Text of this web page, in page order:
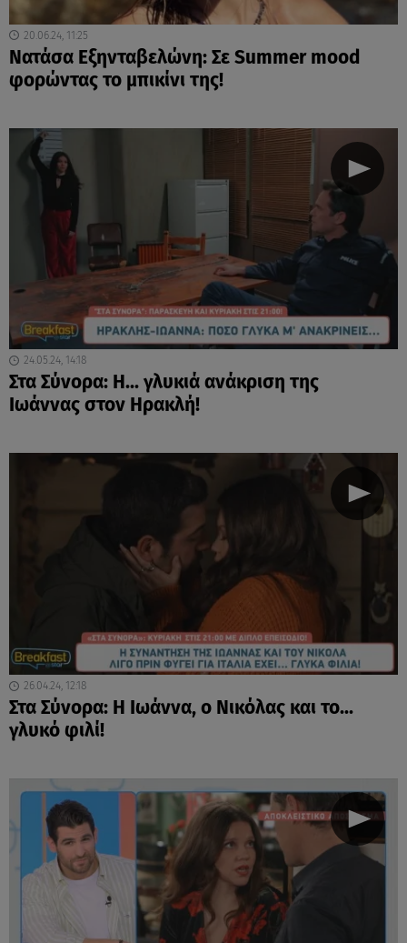
20.06.24, 11:25
Νατάσα Εξηνταβελώνη: Σε Summer mood
φορώντας το μπικίνι της!
24.05.24, 14:18
Στα Σύνορα: Η... γλυκιά ανάκριση της
Ιωάννας στον Ηρακλή!
26.04.24, 12:18
Στα Σύνορα: Η Ιωάννα, ο Νικόλας και το...
γλυκό φιλί!